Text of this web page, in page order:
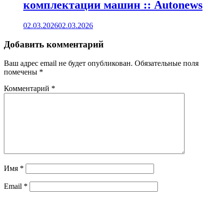
комплектации машин :: Autonews
02.03.202602.03.2026
Добавить комментарий
Ваш адрес email не будет опубликован. Обязательные поля
помечены *
Комментарий *
Имя *
Email *